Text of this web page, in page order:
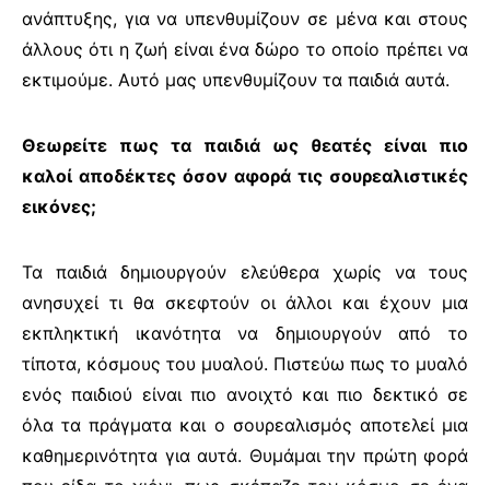
ανάπτυξης, για να υπενθυμίζουν σε μένα και στους
άλλους ότι η ζωή είναι ένα δώρο το οποίο πρέπει να
εκτιμούμε. Αυτό μας υπενθυμίζουν τα παιδιά αυτά.
Θεωρείτε πως τα παιδιά ως θεατές είναι πιο
καλοί αποδέκτες όσον αφορά τις σουρεαλιστικές
εικόνες;
Τα παιδιά δημιουργούν ελεύθερα χωρίς να τους
ανησυχεί τι θα σκεφτούν οι άλλοι και έχουν μια
εκπληκτική ικανότητα να δημιουργούν από το
τίποτα, κόσμους του μυαλού. Πιστεύω πως το μυαλό
ενός παιδιού είναι πιο ανοιχτό και πιο δεκτικό σε
όλα τα πράγματα και ο σουρεαλισμός αποτελεί μια
καθημερινότητα για αυτά. Θυμάμαι την πρώτη φορά